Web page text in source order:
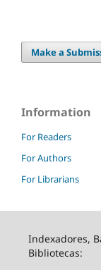
Make a
Information
For Readers
For Authors
For Librarians
Indexadores,
Bibliotecas: